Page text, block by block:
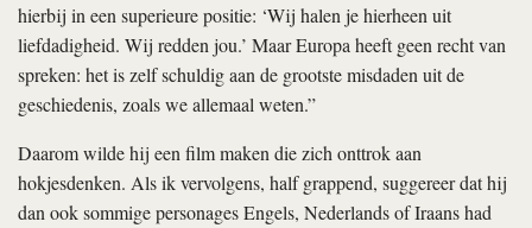
hierbij in een superieure positie: ‘Wij halen je hierheen uit
liefdadigheid. Wij redden jou.’ Maar Europa heeft geen recht van
spreken: het is zelf schuldig aan de grootste misdaden uit de
geschiedenis, zoals we allemaal weten.”
Daarom wilde hij een film maken die zich onttrok aan
hokjesdenken. Als ik vervolgens, half grappend, suggereer dat hij
dan ook sommige personages Engels, Nederlands of Iraans had